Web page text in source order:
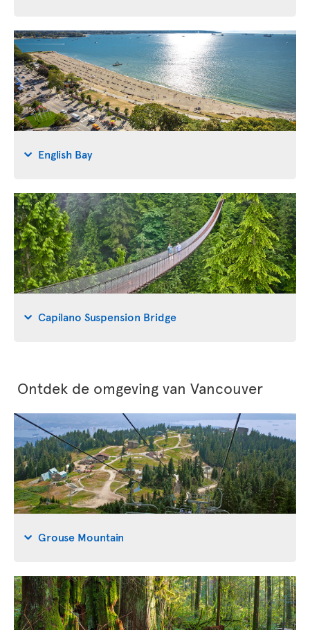
English Bay
Capilano Suspension Bridge
Ontdek de omgeving van Vancouver
Grouse Mountain